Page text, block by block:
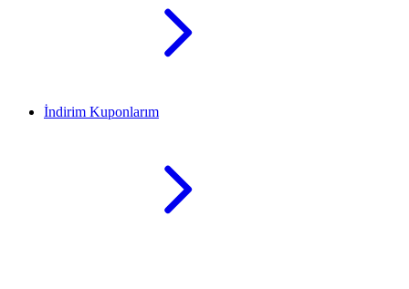
İndirim Kuponlarım